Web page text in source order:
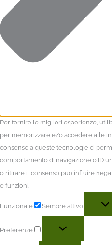
Per fornire le migliori esperienze,
per memorizzare e/o accedere alle
consenso a queste tecnologie ci
comportamento di navigazione o ID
o ritirare il consenso può influire
e funzioni.
Funzionale Sempre attivo
Preferenze